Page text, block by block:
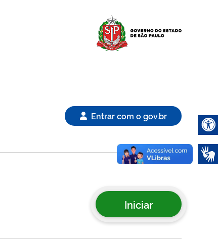
Entrar com o gov.br
Iniciar